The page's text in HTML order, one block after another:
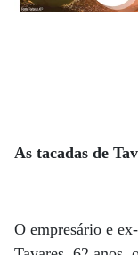
As tacadas de
O empresário e